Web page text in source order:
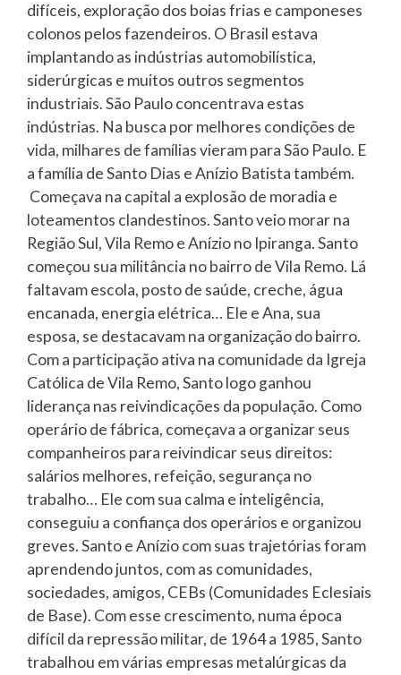
difíceis, exploração dos boias frias e camponeses
colonos pelos fazendeiros. O Brasil estava
implantando as indústrias automobilística,
siderúrgicas e muitos outros segmentos
industriais. São Paulo concentrava estas
indústrias. Na busca por melhores condições de
vida, milhares de famílias vieram para São Paulo. E
a família de Santo Dias e Anízio Batista também.
Começava na capital a explosão de moradia e
loteamentos clandestinos. Santo veio morar na
Região Sul, Vila Remo e Anízio no Ipiranga. Santo
começou sua militância no bairro de Vila Remo. Lá
faltavam escola, posto de saúde, creche, água
encanada, energia elétrica… Ele e Ana, sua
esposa, se destacavam na organização do bairro.
Com a participação ativa na comunidade da Igreja
Católica de Vila Remo, Santo logo ganhou
liderança nas reivindicações da população. Como
operário de fábrica, começava a organizar seus
companheiros para reivindicar seus direitos:
salários melhores, refeição, segurança no
trabalho… Ele com sua calma e inteligência,
conseguiu a confiança dos operários e organizou
greves. Santo e Anízio com suas trajetórias foram
aprendendo juntos, com as comunidades,
sociedades, amigos, CEBs (Comunidades Eclesiais
de Base). Com esse crescimento, numa época
difícil da repressão militar, de 1964 a 1985, Santo
trabalhou em várias empresas metalúrgicas da